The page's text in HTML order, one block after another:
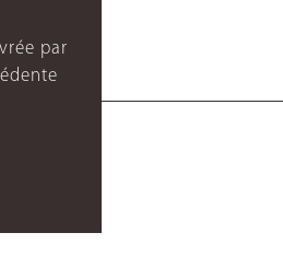
par